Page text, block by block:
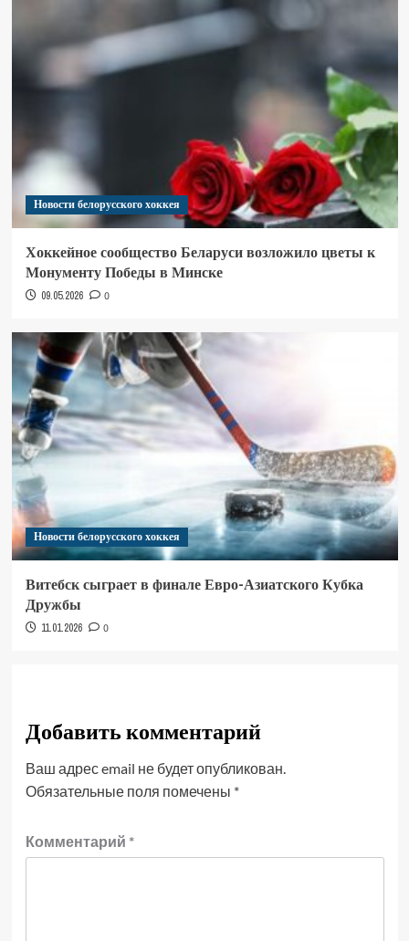
Новости белорусского хоккея
Хоккейное сообщество Беларуси возложило цветы к
Монументу Победы в Минске
09.05.2026 0
Новости белорусского хоккея
Витебск сыграет в финале Евро-Азиатского Кубка
Дружбы
11.01.2026 0
Добавить комментарий
Ваш адрес email не будет опубликован.
Обязательные поля помечены *
Комментарий *